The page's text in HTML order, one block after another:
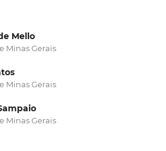
Mello
Minas Gerais
Minas Gerais
Minas Gerais